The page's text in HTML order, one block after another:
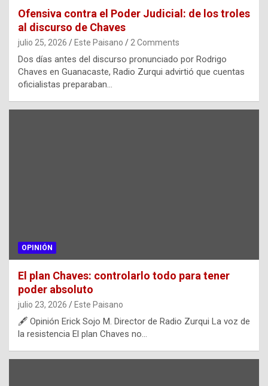
Ofensiva contra el Poder Judicial: de los troles
al discurso de Chaves
julio 25, 2026 Este Paisano 2 Comments
Dos días antes del discurso pronunciado por Rodrigo
Chaves en Guanacaste, Radio Zurqui advirtió que cuentas
oficialistas preparaban…
OPINIÓN
El plan Chaves: controlarlo todo para tener
poder absoluto
julio 23, 2026 Este Paisano
🖋️ Opinión Erick Sojo M. Director de Radio Zurqui La voz de
la resistencia El plan Chaves no…